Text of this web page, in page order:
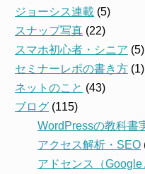
ジョーシス連載 (5)
スナップ写真 (22)
スマホ初心者・シニア (5)
セミナーレポの書き方 (1)
ネットのこと (43)
ブログ (115)
WordPressの教科書
アクセス解析・SEO
アドセンス（Google